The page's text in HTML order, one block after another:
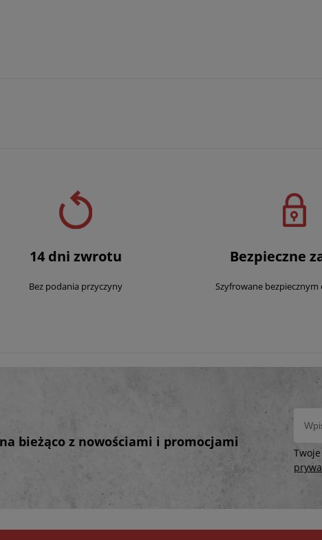
14 dni zwrotu
Bez podania przyczyny
Bezpieczne
Szyfrowane
bieżąco z nowościami i promocjami